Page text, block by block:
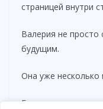
страницей внутри
Валерия не просто
будущим.
Она уже несколько
Без моего ведома.